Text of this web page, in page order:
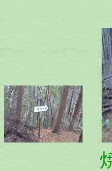
焼合林